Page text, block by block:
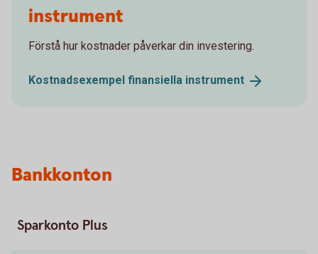
instrument
Förstå hur kostnader påverkar din investering.
Kostnadsexempel finansiella instrument
Bankkonton
Sparkonto Plus